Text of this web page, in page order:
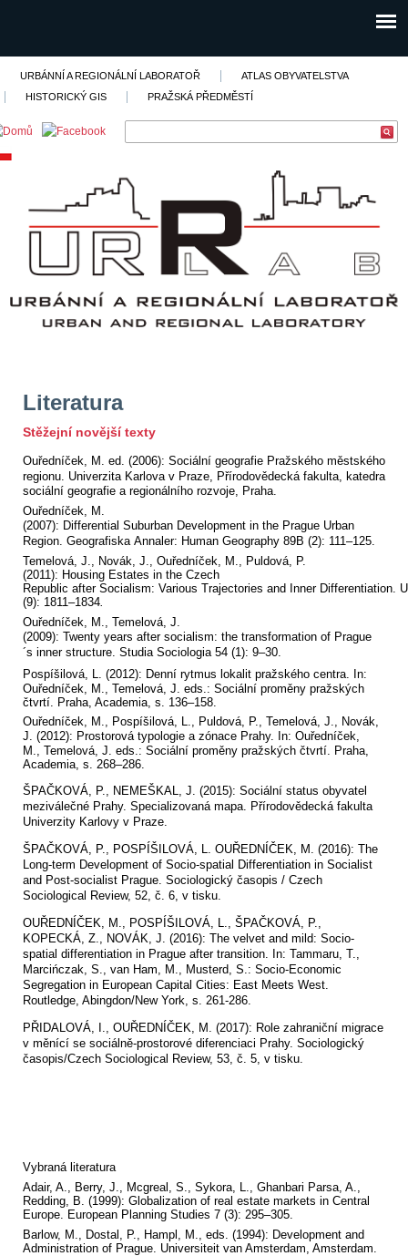
URBÁNNÍ A REGIONÁLNÍ LABORATOŘ
ATLAS OBYVATELSTVA
HISTORICKÝ GIS
PRAŽSKÁ PŘEDMĚSTÍ
Literatura
Stěžejní novější texty
Ouředníček, M. ed. (2006): Sociální geografie Pražského městského
regionu. Univerzita Karlova v Praze, Přírodovědecká fakulta, katedra
sociální geografie a regionálního rozvoje, Praha.
Ouředníček, M.
(2007): Differential Suburban Development in the Prague Urban
Region . Geografiska Annaler: Human Geography 89B (2): 111–125.
Temelová, J., Novák, J., Ouředníček, M., Puldová, P.
(2011): Housing Estates in the Czech
Republic after Socialism: Various Trajectories and Inner Differentiation.
(9): 1811–1834.
Ouředníček, M., Temelová, J.
(2009): Twenty years after socialism: the transformation of Prague
´s inner structure . Studia Sociologia 54 (1): 9–30.
Pospíšilová, L. (2012): Denní rytmus lokalit pražského centra . In:
Ouředníček, M., Temelová, J. eds.: Sociální proměny pražských
čtvrtí. Praha, Academia, s. 136–158.
Ouředníček, M., Pospíšilová, L., Puldová, P., Temelová, J., Novák,
J. (2012): Prostorová typologie a zónace Prahy. In: Ouředníček,
M., Temelová, J. eds.: Sociální proměny pražských čtvrtí. Praha,
Academia, s. 268–286.
ŠPAČKOVÁ, P., NEMEŠKAL, J. (2015): Sociální status obyvatel
meziválečné Prahy. Specializovaná mapa. Přírodovědecká fakulta
Univerzity Karlovy v Praze.
ŠPAČKOVÁ, P., POSPÍŠILOVÁ, L. OUŘEDNÍČEK, M. (2016): The
Long-term Development of Socio-spatial Differentiation in Socialist
and Post-socialist Prague. Sociologický časopis / Czech
Sociological Review, 52, č. 6, v tisku.
OUŘEDNÍČEK, M., POSPÍŠILOVÁ, L., ŠPAČKOVÁ, P.,
KOPECKÁ, Z., NOVÁK, J. (2016): The velvet and mild: Socio-
spatial differentiation in Prague after transition. In: Tammaru, T.,
Marcińczak, S., van Ham, M., Musterd, S.: Socio-Economic
Segregation in European Capital Cities: East Meets West.
Routledge, Abingdon/New York, s. 261-286.
PŘIDALOVÁ, I., OUŘEDNÍČEK, M. (2017): Role zahraniční migrace
v měnící se sociálně-prostorové diferenciaci Prahy. Sociologický
časopis/Czech Sociological Review, 53, č. 5, v tisku.
Vybraná literatura
Adair, A., Berry, J., Mcgreal, S., Sykora, L., Ghanbari Parsa, A.,
Redding, B. (1999): Globalization of real estate markets in Central
Europe. European Planning Studies 7 (3): 295–305.
Barlow, M., Dostal, P., Hampl, M., eds. (1994): Development and
Administration of Prague. Universiteit van Amsterdam, Amsterdam.